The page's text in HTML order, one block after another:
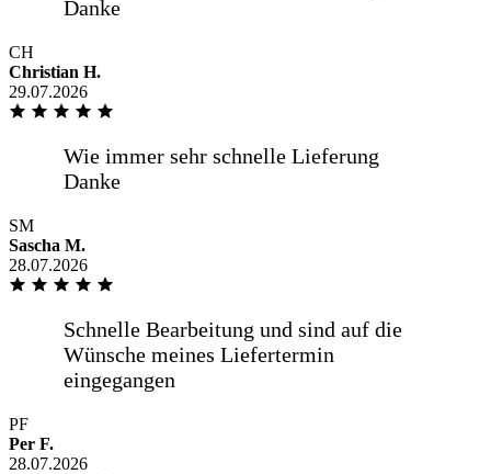
CH
Christian H.
29.07.2026
SM
Sascha M.
28.07.2026
PF
Per F.
28.07.2026
Spiegel nach Maß bestellt, hat auf den
mm gepasst, Lieferung über eigenen
Fahrer, sehr freundlich
und gute -online Beratung Sehr zu
empfehlen
Super Ware, Preis-Leistung ordentlich,